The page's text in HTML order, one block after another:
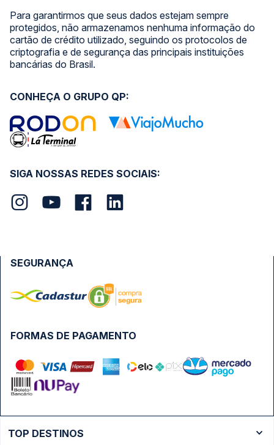
Para garantirmos que seus dados estejam sempre
protegidos, não armazenamos nenhuma informação do
cartão de crédito utilizado, seguindo os protocolos de
criptografia e de segurança das principais instituições
bancárias do Brasil.
SIGA NOSSAS REDES SOCIAIS:
CONHEÇA O GRUPO QP:
FORMAS DE PAGAMENTO
SEGURANÇA
TOP DESTINOS